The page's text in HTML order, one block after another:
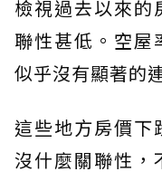
檢視過去以來的
聯性甚低。空屋
似乎沒有顯著的
這些地方房價下
沒什麼關聯性，